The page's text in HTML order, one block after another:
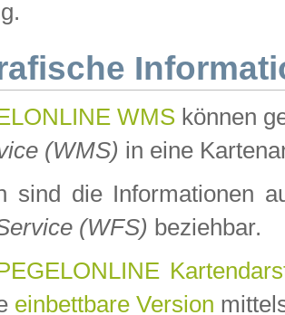
WMS können
(WMS) in eine
sind die Informationen
(WFS) beziehbar.
einbettbare Version